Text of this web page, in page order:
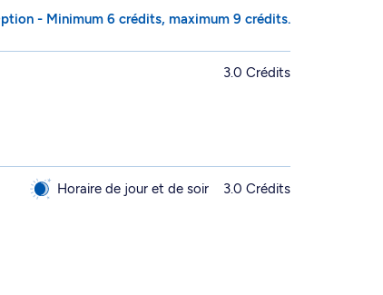
- Minimum 6 crédits, maximum 9 crédits.
3.0 Crédits
Horaire de jour et de soir 3.0 Crédits